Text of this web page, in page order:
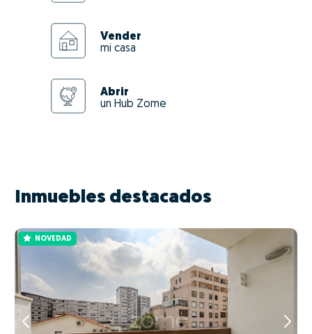
Vender
mi casa
Abrir
un Hub Zome
Inmuebles destacados
NOVEDAD